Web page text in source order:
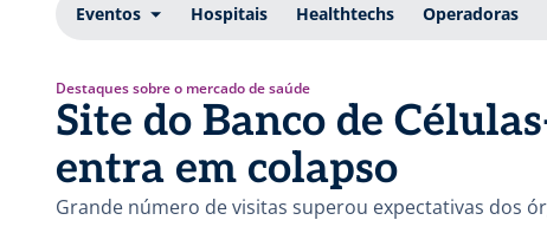
Eventos Hospitais Healthtechs Operadoras
Destaques sobre o mercado de saúde
Site do Banco de
entra em colapso
Grande número de visitas superou expectativas dos